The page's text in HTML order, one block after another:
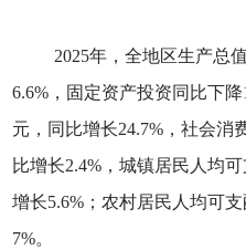
2025年，全地区生产总
6.6%，固定资产投资同比下
元，同比增长24.7%，社会消
比增长2.4%，城镇居民人均
增长5.6%；农村居民人均可
7%。